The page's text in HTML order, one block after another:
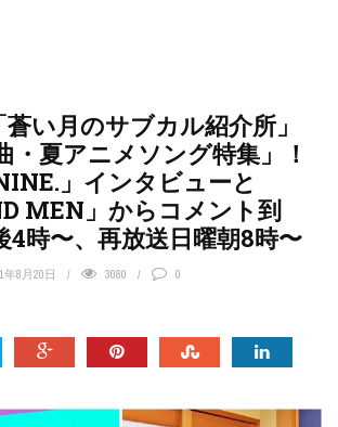
い月のサブカル紹介所」
・夏アニメソング特集」！
」インタビューと
MEN」からコメント到
4時〜、再放送日曜朝8時〜
年8月20日 3080 0